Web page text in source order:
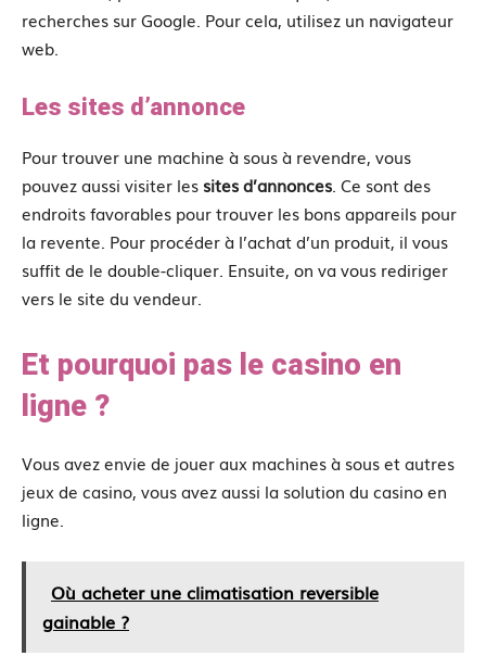
recherches sur Google. Pour cela, utilisez un navigateur
web.
Les sites d’annonce
Pour trouver une machine à sous à revendre, vous
pouvez aussi visiter les sites d’annonces. Ce sont des
endroits favorables pour trouver les bons appareils pour
la revente. Pour procéder à l’achat d’un produit, il vous
suffit de le double-cliquer. Ensuite, on va vous rediriger
vers le site du vendeur.
Et pourquoi pas le casino en
ligne ?
Vous avez envie de jouer aux machines à sous et autres
jeux de casino, vous avez aussi la solution du casino en
ligne.
Où acheter une climatisation reversible
gainable ?